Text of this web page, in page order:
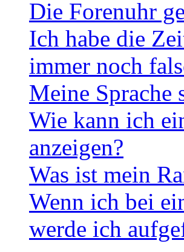
Die Forenuhr
Ich habe die
immer noch
Meine Sprache
Wie kann ich
anzeigen?
Was ist mein
Wenn ich bei
werde ich